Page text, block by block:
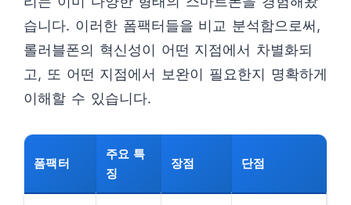
습니다. 이러한 폼팩터들을 비교 분석함으로써,
롤러블폰의 혁신성이 어떤 지점에서 차별화되
고, 또 어떤 지점에서 보완이 필요한지 명확하게
이해할 수 있습니다.
폼팩터
주요 특
징
장점 단점